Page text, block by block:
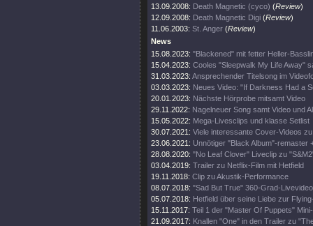
13.09.2008: Death Magnetic (cyco) (Review)
12.09.2008: Death Magnetic Digi (Review)
11.06.2003: St. Anger (Review)
News
15.08.2023: "Blackened" mit fetter Heller-
15.04.2023: Cooles "Sleepwalk My Life Away"
31.03.2023: Ansprechender Titelsong im
03.03.2023: Neues Video: "If Darkness Had a
20.01.2023: Nächste Hörprobe mitsamt Video
29.11.2022: Nagelneuer Song samt Video und
15.05.2022: Mega-Livesclips und klasse Setlist
30.07.2021: Viele interessante Cover-Videos
23.06.2021: Unnötiger "Black Album"-remaster
28.08.2020: "No Leaf Clover" Liveclip zu
03.04.2019: Trailer zu Netflix-Film mit Hetfield
19.11.2018: Clip zu Akustik-Performance
08.07.2018: "Sad But True" 360-Grad-Livevideo
05.07.2018: Hetfield über seine Liebe zur
15.11.2017: Teil 1 der "Master Of Puppets"
21.09.2017: Knallen "One" in den Trailer zu